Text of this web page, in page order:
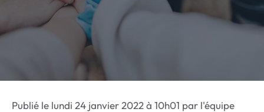
Publié le lundi 24 janvier 2022 à 10h01 par l'équipe